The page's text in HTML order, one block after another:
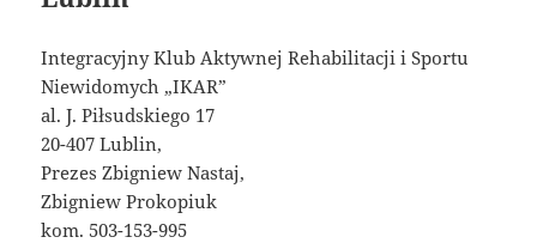
Integracyjny Klub Aktywnej Rehabilitacji i Sportu
Niewidomych „IKAR”
al. J. Piłsudskiego 17
20-407 Lublin,
Prezes Zbigniew Nastaj,
Zbigniew Prokopiuk
kom. 503-153-995